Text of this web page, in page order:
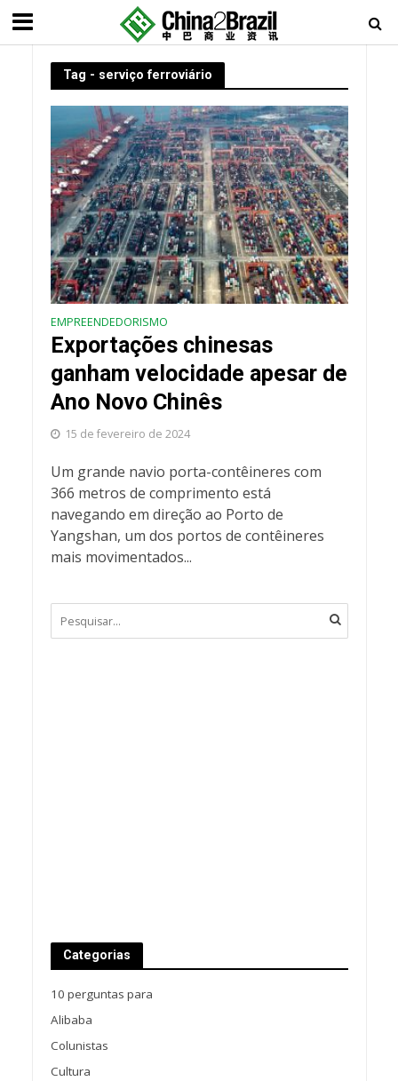
Tag - serviço ferroviário
EMPREENDEDORISMO
Exportações chinesas
ganham velocidade apesar de
Ano Novo Chinês
15 de fevereiro de 2024
Um grande navio porta-contêineres com
366 metros de comprimento está
navegando em direção ao Porto de
Yangshan, um dos portos de contêineres
mais movimentados...
Categorias
10 perguntas para
Alibaba
Colunistas
Cultura